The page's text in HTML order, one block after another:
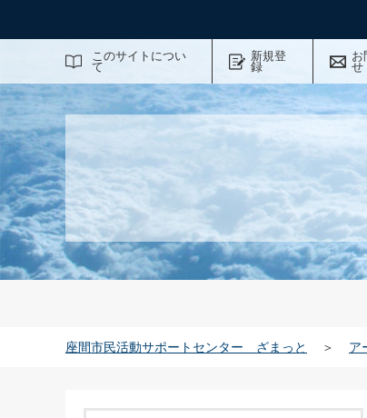
このサイトについ
て
新規登
録
お
せ
サイト内検索
座間市民活動サポートセンター ざまっと ＞ ア